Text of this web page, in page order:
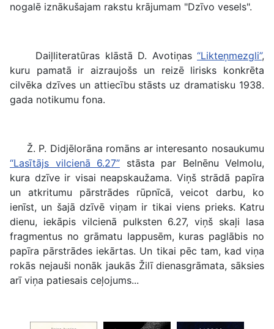
nogalē iznākušajam rakstu krājumam "Dzīvo vesels".
Daiļliteratūras klāstā D. Avotiņas “Likteņmezgli”,
kuru pamatā ir aizraujošs un reizē lirisks konkrēta
cilvēka dzīves un attiecību stāsts uz dramatisku 1938.
gada notikumu fona.
Ž. P. Didjēlorāna romāns ar interesanto nosaukumu
“Lasītājs vilcienā 6.27” stāsta par Belnēnu Velmolu,
kura dzīve ir visai neapskaužama. Viņš strādā papīra
un atkritumu pārstrādes rūpnīcā, veicot darbu, ko
ienīst, un šajā dzīvē viņam ir tikai viens prieks. Katru
dienu, iekāpis vilcienā pulksten 6.27, viņš skaļi lasa
fragmentus no grāmatu lappusēm, kuras paglābis no
papīra pārstrādes iekārtas. Un tikai pēc tam, kad viņa
rokās nejauši nonāk jaukās Žilī dienasgrāmata, sāksies
arī viņa patiesais ceļojums...